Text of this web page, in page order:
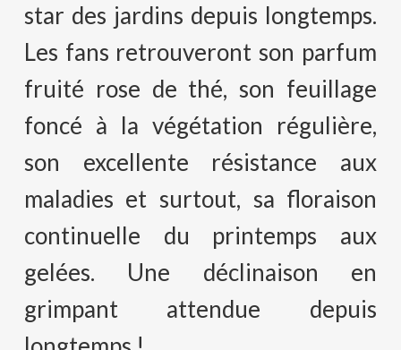
star des jardins depuis longtemps.
Les fans retrouveront son parfum
fruité rose de thé, son feuillage
foncé à la végétation régulière,
son excellente résistance aux
maladies et surtout, sa floraison
continuelle du printemps aux
gelées. Une déclinaison en
grimpant attendue depuis